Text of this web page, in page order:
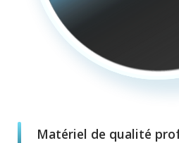
Matériel de qualité